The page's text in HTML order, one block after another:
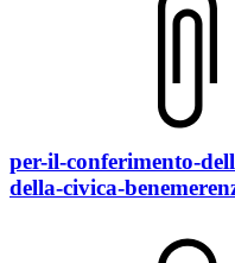
per-il-conferimento-
della-civica-